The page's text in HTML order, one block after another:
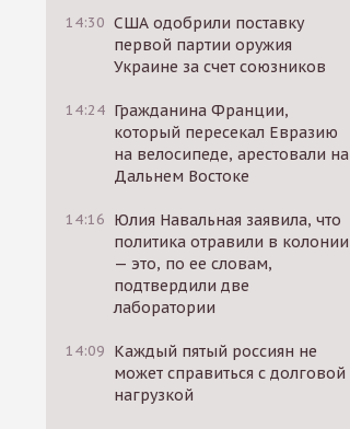
14:30 США одобрили поставку
первой партии оружия
Украине за счет союзников
14:24 Гражданина Франции,
который пересекал Евразию
на велосипеде, арестовали на
Дальнем Востоке
14:16 Юлия Навальная заявила, что
политика отравили в колонии
— это, по ее словам,
подтвердили две
лаборатории
14:09 Каждый пятый россиян не
может справиться с долговой
нагрузкой